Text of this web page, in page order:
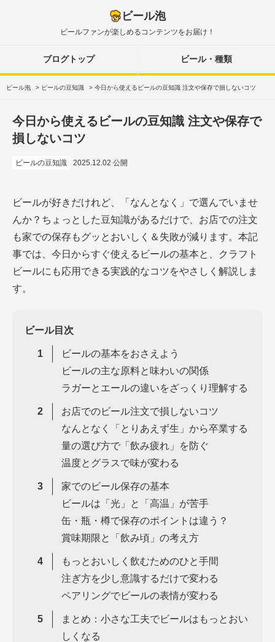
ビール泡
ビールファンが楽しめるコンテンツをお届け！
ブログトップ ビール・種類
ビール泡 > ビールの豆知識 > 今日から使えるビールの豆知識 注文や保存で損しないコツ
今日から使えるビールの豆知識 注文や保存で
損しないコツ
ビールの豆知識 2025.12.02 公開
ビールが好きだけれど、「なんとなく」で選んでいませ
んか？ちょっとした豆知識があるだけで、お店での注文
も家での保存もグッとおいしく＆失敗が減ります。本記
事では、今日からすぐ使えるビールの基本と、クラフト
ビールにも応用できる実践的なコツをやさしく解説しま
す。
ビール目次
ビールの基本をおさえよう
ビールの主な原料と味わいの関係
ラガーとエールの違いをざっくり理解する
お店でのビール注文で損しないコツ
なんとなく「とりあえず生」から卒業する
量の選び方で「飲み疲れ」を防ぐ
温度とグラスで味が変わる
家でのビール保存の基本
ビールは「光」と「高温」が苦手
缶・瓶・樽で保存のポイントは違う？
賞味期限と「飲み頃」の考え方
もっとおいしく飲むためのひと手間
注ぎ方を少し意識するだけで変わる
ペアリングでビールの表情が変わる
まとめ：小さな工夫でビールはもっとおい
しくなる